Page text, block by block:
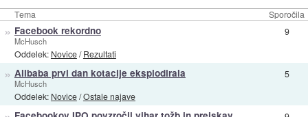
Tema Sporočila
» Facebook rekordno
McHusch
Oddelek: Novice/Rezultati
9
» Alibaba prvi dan kotacije eksplodirala
McHusch
Oddelek: Novice/Ostale najave
5